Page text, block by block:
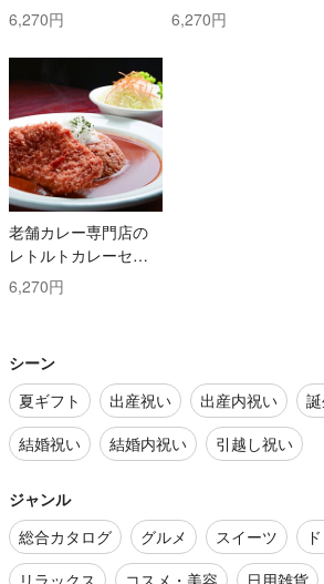
6,270円
6,270円
老舗カレー専門店の
レトルトカレーセッ
ト
6,270円
シーン
夏ギフト
出産祝い 出産内祝い
結婚祝い
結婚内祝い 引越し祝い
ジャンル
総合カタログ
グルメ スイーツ
リラックス
コスメ・美容 日用雑貨